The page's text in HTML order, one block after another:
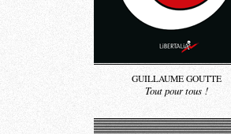
GUILLAUME GOUTTE
Tout pour tous !